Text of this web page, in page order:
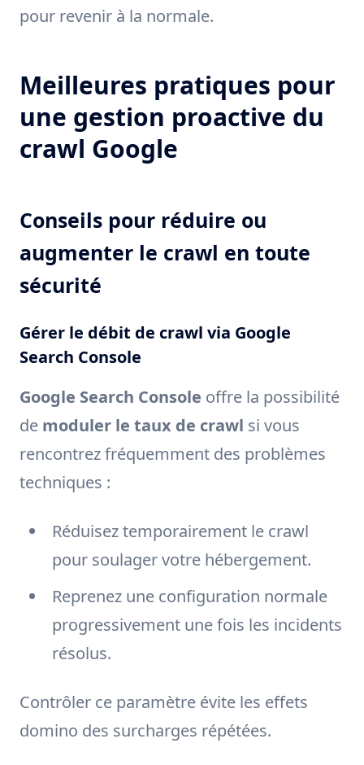
pour revenir à la normale.
Meilleures pratiques pour
une gestion proactive du
crawl Google
Conseils pour réduire ou
augmenter le crawl en toute
sécurité
Gérer le débit de crawl via Google
Search Console
Google Search Console offre la possibilité
de moduler le taux de crawl si vous
rencontrez fréquemment des problèmes
techniques :
Réduisez temporairement le crawl
pour soulager votre hébergement.
Reprenez une configuration normale
progressivement une fois les incidents
résolus.
Contrôler ce paramètre évite les effets
domino des surcharges répétées.